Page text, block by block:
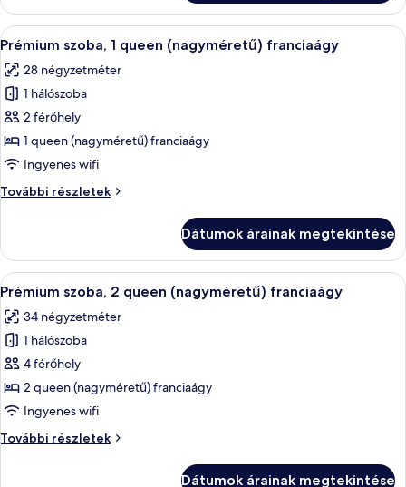
A
következő
szoba
összes
képének
megtekintése:
Prémium
1
franciaágy
Prémium szoba, 1 queen
5
Prémium szoba, 1 queen (nagyméretű) franciaágy
28 négyzetméter
1 hálószoba
2 férőhely
1 queen (nagyméretű) franciaágy
Ingyenes wifi
További részletek
Prémium
(nagyméretű)
franciaágy
további
Dátumok árainak megtekintése
A
következő
szoba
összes
képének
megtekintése:
Prémium
2
Egy kétágyas szoba, íróasztallal,
5
Prémium szoba, 2 queen (nagyméretű) franciaágy
34 négyzetméter
1 hálószoba
4 férőhely
2 queen (nagyméretű) franciaágy
Ingyenes wifi
További részletek
Prémium
Dátumok árainak megtekintése